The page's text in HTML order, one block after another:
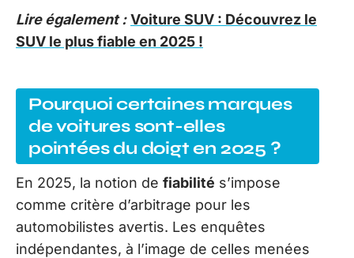
Lire également : Voiture SUV : Découvrez le
SUV le plus fiable en 2025 !
Pourquoi certaines marques
de voitures sont-elles
pointées du doigt en 2025 ?
En 2025, la notion de fiabilité s’impose
comme critère d’arbitrage pour les
automobilistes avertis. Les enquêtes
indépendantes, à l’image de celles menées